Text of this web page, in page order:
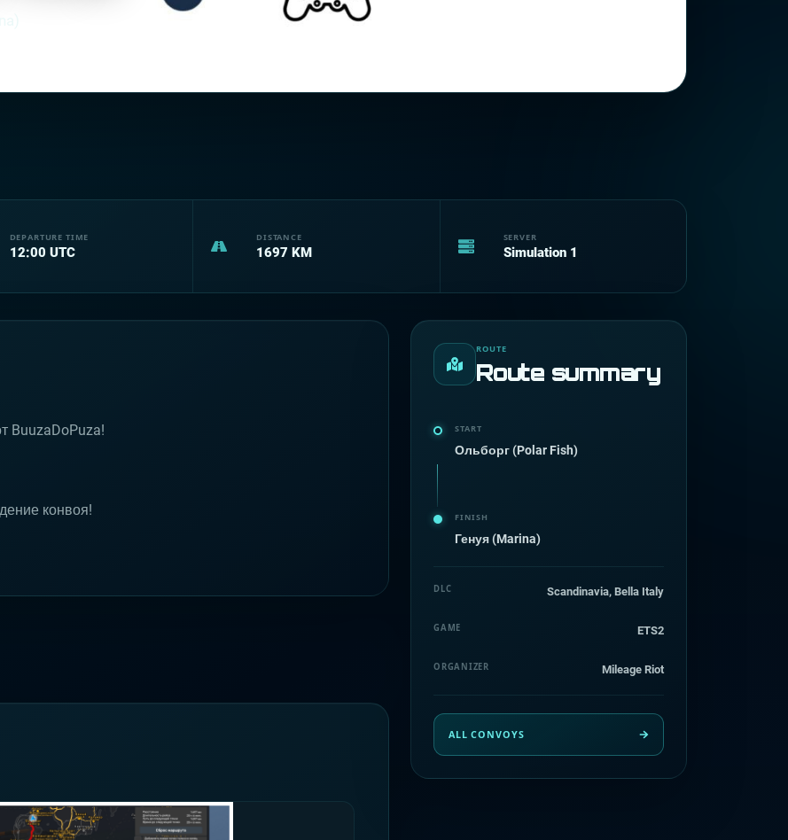
DEPARTURE TIME
12:00 UTC
DISTANCE
1697 KM
SERVER
Simulation 1
BuuzaDoPuza!
конвоя!
ROUTE
Route summary
START
Ольборг (Polar Fish)
FINISH
Генуя (Marina)
DLC Scandinavia, Bella Italy
GAME ETS2
ORGANIZER Mileage Riot
ALL CONVOYS